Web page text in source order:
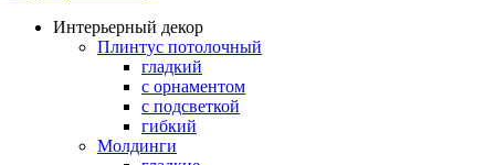
Интерьерный декор
Плинтус потолочный
гладкий
с орнаментом
с подсветкой
гибкий
Молдинги